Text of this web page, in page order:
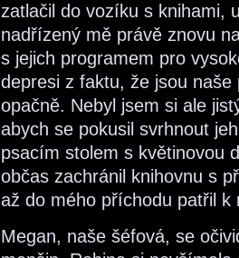
zatlačil do vozíku s knihami,
nadřízený mě právě znovu
s jejich programem pro
depresi z faktu, že jsou
opačně. Nebyl jsem si ale
abych se pokusil svrhnout
psacím stolem s květinovou
občas zachránil knihovnu s
až do mého příchodu patřil
Megan, naše šéfová, se